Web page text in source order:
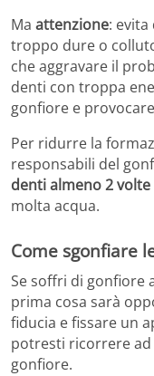
Ma attenzione:
troppo dure o
che aggravare il
denti con troppa
gonfiore e
Per ridurre la
responsabili del
denti almeno 2
molta acqua.
Come sgonfiare
Se soffri di gonfiore
prima cosa sarà
fiducia e fissare un
potresti ricorrere ad
gonfiore.